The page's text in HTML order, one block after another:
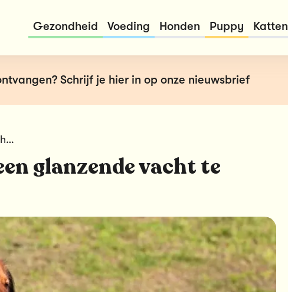
Gezondheid Voeding Honden Puppy Katten
Schrijf je hier in op onze nieuwsbrief
8 tips om je hond een glanzende vacht te geven
glanzende vacht te